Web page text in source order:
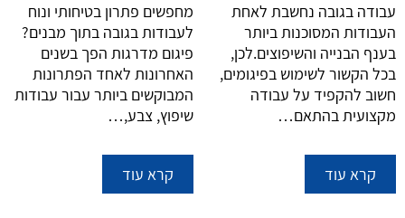
עבודה בגובה נחשבת לאחת
העבודות המסוכנות ביותר
בענף הבנייה והשיפוצים.לכן,
בכל הקשור לשימוש בפיגומים,
חשוב להקפיד על עבודה
מקצועית בהתאם…
קרא עוד
מחפשים פתרון בטיחותי ונוח
לעבודות בגובה בתוך מבנים?
פיגום מדרגות הפך בשנים
האחרונות לאחד הפתרונות
המבוקשים ביותר עבור עבודות
שיפוץ, צבע,…
קרא עוד